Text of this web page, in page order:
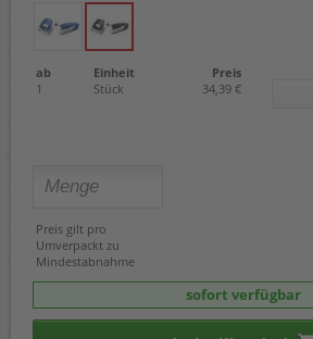
ab Einheit
Preis
1
Stück 34,39 €
Preis gilt pro
Umverpackt zu
Mindestabnahme
sofort verfügbar